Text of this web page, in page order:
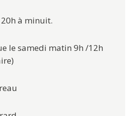
à minuit.
le samedi matin 9h /12h